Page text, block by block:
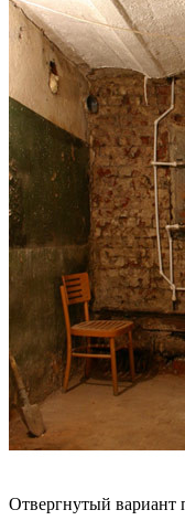
Отвергнутый вариант